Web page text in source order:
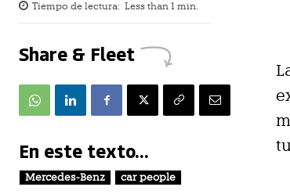
Tiempo de lectura: Less than 1 min.
Share & Fleet
En este texto...
Mercedes-Benz car people